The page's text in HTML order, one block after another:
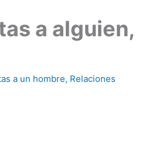
a alguien,
a un hombre, Relaciones